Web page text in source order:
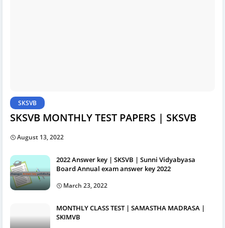
SKSVB
SKSVB MONTHLY TEST PAPERS | SKSVB
August 13, 2022
2022 Answer key | SKSVB | Sunni Vidyabyasa
Board Annual exam answer key 2022
March 23, 2022
MONTHLY CLASS TEST | SAMASTHA MADRASA |
SKIMVB